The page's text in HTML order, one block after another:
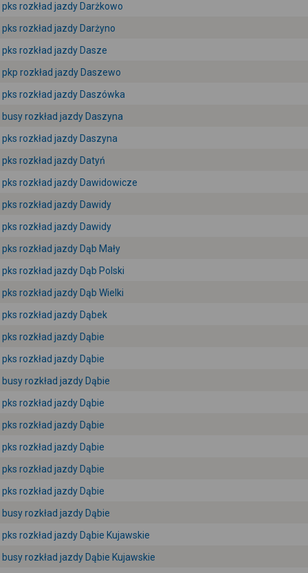
pks rozkład jazdy Darżkowo
pks rozkład jazdy Darżyno
pks rozkład jazdy Dasze
pkp rozkład jazdy Daszewo
pks rozkład jazdy Daszówka
busy rozkład jazdy Daszyna
pks rozkład jazdy Daszyna
pks rozkład jazdy Datyń
pks rozkład jazdy Dawidowicze
pks rozkład jazdy Dawidy
pks rozkład jazdy Dawidy
pks rozkład jazdy Dąb Mały
pks rozkład jazdy Dąb Polski
pks rozkład jazdy Dąb Wielki
pks rozkład jazdy Dąbek
pks rozkład jazdy Dąbie
pks rozkład jazdy Dąbie
busy rozkład jazdy Dąbie
pks rozkład jazdy Dąbie
pks rozkład jazdy Dąbie
pks rozkład jazdy Dąbie
pks rozkład jazdy Dąbie
pks rozkład jazdy Dąbie
busy rozkład jazdy Dąbie
pks rozkład jazdy Dąbie Kujawskie
busy rozkład jazdy Dąbie Kujawskie